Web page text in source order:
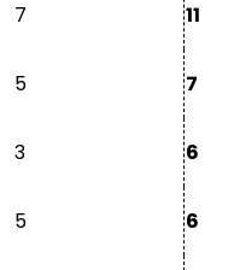
7 11
5 7
3 6
5 6